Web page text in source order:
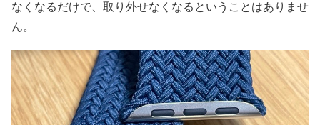
なくなるだけで、取り外せなくなるということはありませ
ん。